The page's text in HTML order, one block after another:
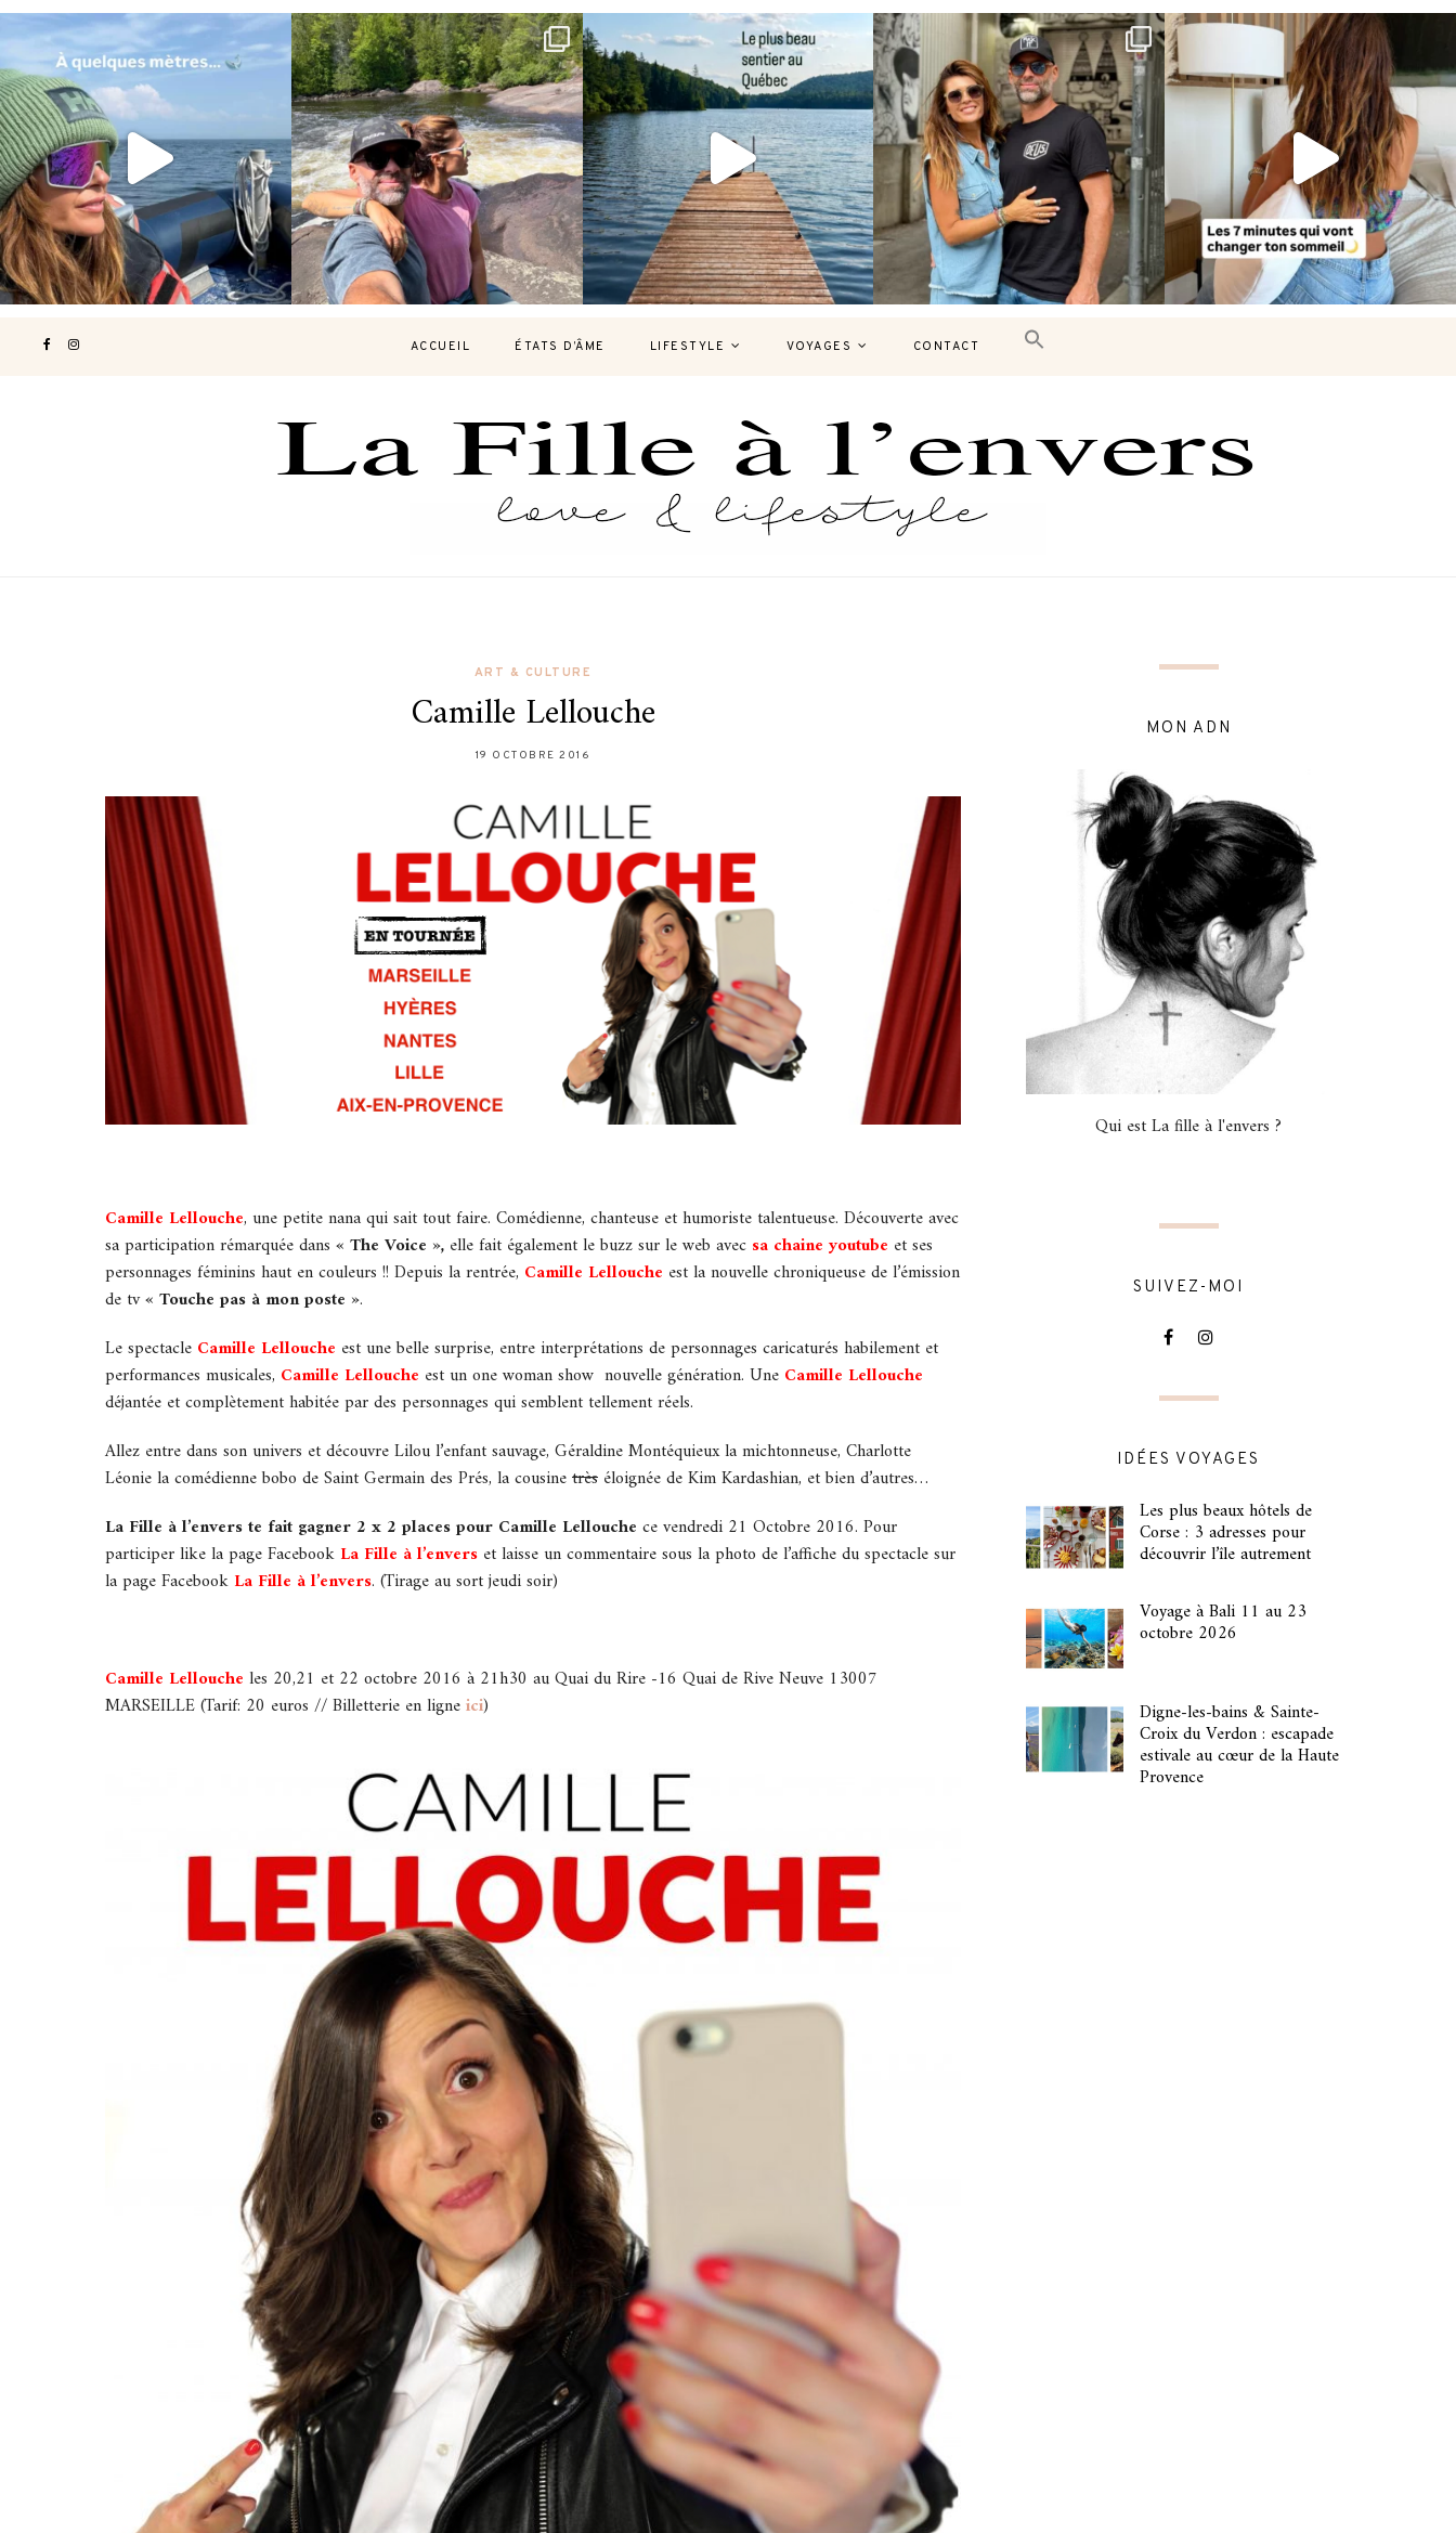
Voir une baleine en photo, c’est
impressionnant 🐋...
181
Les Laurentides, le Québec version
nature.
...
307 47
Et si je te disais qu’il existe un sentier où
125 37
Montréal, une très belle surprise 🇨🇦
J’ai...
441
Le sommeil est essentiel à notre bien-
être… et...
102 14
ACCUEIL ÉTATS D’ÂME LIFESTYLE VOYAGES CONTACT
ART & CULTURE
Camille Lellouche
19 OCTOBRE 2016
Camille Lellouche, une petite nana qui sait tout faire. Comédienne, chanteuse et humoriste talentueuse. Découverte avec
sa participation rémarquée dans « The Voice », elle fait également le buzz sur le web avec sa chaine youtube et ses
personnages féminins haut en couleurs !! Depuis la rentrée, Camille Lellouche est la nouvelle chroniqueuse de l’émission
de tv« Touche pas à mon poste ».
Le spectacle Camille Lellouche est une belle surprise, entre interprétations de personnages caricaturés habilement et
performances musicales, Camille Lellouche est un one woman show nouvelle génération. Une Camille Lellouche
déjantée et complètement habitée par des personnages qui semblent tellement réels.
Allez entre dans son univers et découvre Lilou l’enfant sauvage, Géraldine Montéquieux la michtonneuse, Charlotte
Léonie la comédienne bobo de Saint Germain des Prés, la cousinetrès éloignée de Kim Kardashian, et bien d’autres…
La Fille à l’envers te fait gagner 2 x 2 places pour Camille Lellouche ce vendredi 21 Octobre 2016. Pour
participer like la page Facebook La Fille à l’envers et laisse un commentaire sous la photo de l’affiche du spectacle sur
la page Facebook La Fille à l’envers. (Tirage au sort jeudi soir)
Camille Lellouche les 20,21 et 22 octobre 2016 à 21h30 au Quai du Rire -16 Quai de Rive Neuve 13007
MARSEILLE (Tarif: 20 euros // Billetterie en ligneici)
MON ADN
Qui est La fille à l'envers ?
SUIVEZ-MOI
IDÉES VOYAGES
Les plus beaux hôtels de
Corse : 3 adresses pour
découvrir l’île autrement
Voyage à Bali 11 au 23
octobre 2026
Digne-les-bains & Sainte-
Croix du Verdon : escapade
estivale au cœur de la Haute
Provence